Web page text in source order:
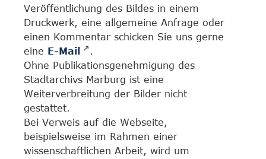
Veröffentlichung des Bildes in einem
Druckwerk, eine allgemeine Anfrage oder
einen Kommentar schicken Sie uns gerne
eine E-Mail
.
Ohne Publikationsgenehmigung des
Stadtarchivs Marburg ist eine
Weiterverbreitung der Bilder nicht
gestattet.
Bei Verweis auf die Webseite,
beispielsweise im Rahmen einer
wissenschaftlichen Arbeit, wird um